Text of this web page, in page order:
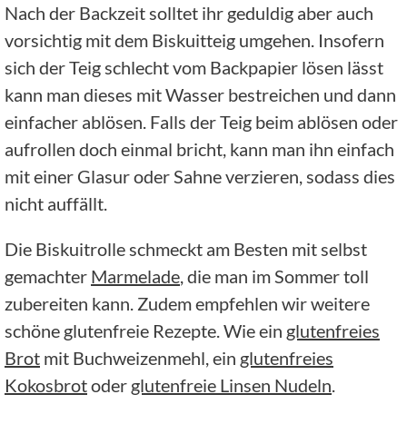
Nach der Backzeit solltet ihr geduldig aber auch
vorsichtig mit dem Biskuitteig umgehen. Insofern
sich der Teig schlecht vom Backpapier lösen lässt
kann man dieses mit Wasser bestreichen und dann
einfacher ablösen. Falls der Teig beim ablösen oder
aufrollen doch einmal bricht, kann man ihn einfach
mit einer Glasur oder Sahne verzieren, sodass dies
nicht auffällt.
Die Biskuitrolle schmeckt am Besten mit selbst
gemachter Marmelade, die man im Sommer toll
zubereiten kann. Zudem empfehlen wir weitere
schöne glutenfreie Rezepte. Wie ein glutenfreies
Brot mit Buchweizenmehl, ein glutenfreies
Kokosbrotoder glutenfreie Linsen Nudeln.